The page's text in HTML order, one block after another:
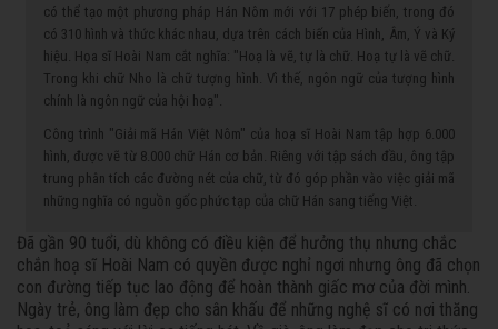
có thể tạo một phương pháp Hán Nôm mới với 17 phép biến, trong đó
có 310 hình và thức khác nhau, dựa trên cách biến của Hình, Âm, Ý và Ký
hiệu. Họa sĩ Hoài Nam cắt nghĩa: "Hoạ là vẽ, tự là chữ. Hoạ tự là vẽ chữ.
Trong khi chữ Nho là chữ tượng hình. Vì thế, ngôn ngữ của tượng hình
chính là ngôn ngữ của hội hoạ".
Công trình "Giải mã Hán Việt Nôm" của hoạ sĩ Hoài Nam tập hợp 6.000
hình, được vẽ từ 8.000 chữ Hán cơ bản. Riêng với tập sách đầu, ông tập
trung phân tích các đường nét của chữ, từ đó góp phần vào việc giải mã
những nghĩa có nguồn gốc phức tạp của chữ Hán sang tiếng Việt.
Đã gần 90 tuổi, dù không có điều kiện để hưởng thụ nhưng chắc
chắn hoạ sĩ Hoài Nam có quyền được nghỉ ngơi nhưng ông đã chọn
con đường tiếp tục lao động để hoàn thành giấc mơ của đời mình.
Ngày trẻ, ông làm đẹp cho sân khấu để những nghệ sĩ có nơi thăng